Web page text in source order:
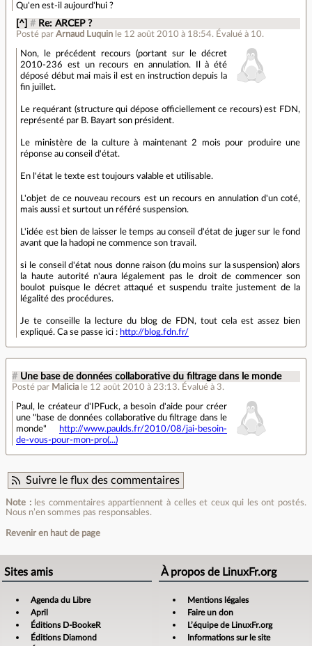
Qu'en est-il aujourd'hui ?
[^] # Re: ARCEP ?
Posté parArnaud Luquin le 12 août 2010 à 18:54. Évalué à 10.
Non, le précédent recours (portant sur le décret
2010-236 est un recours en annulation. Il à été
déposé début mai mais il est en instruction depuis la
fin juillet.
Le requérant (structure qui dépose officiellement ce recours) est FDN,
représenté par B. Bayart son président.
Le ministère de la culture à maintenant 2 mois pour produire une
réponse au conseil d'état.
En l'état le texte est toujours valable et utilisable.
L'objet de ce nouveau recours est un recours en annulation d'un coté,
mais aussi et surtout un référé suspension.
L'idée est bien de laisser le temps au conseil d'état de juger sur le fond
avant que la hadopi ne commence son travail.
si le conseil d'état nous donne raison (du moins sur la suspension) alors
la haute autorité n'aura légalement pas le droit de commencer son
boulot puisque le décret attaqué et suspendu traite justement de la
légalité des procédures.
Je te conseille la lecture du blog de FDN, tout cela est assez bien
expliqué. Ca se passe ici : http://blog.fdn.fr/
# Une base de données collaborative du filtrage dans le monde
Posté par Malicia le 12 août 2010 à 23:13. Évalué à 3.
Paul, le créateur d'IPFuck, a besoin d'aide pour créer
une "base de données collaborative du filtrage dans le
monde"
http://www.paulds.fr/2010/08/jai-besoin-
de-vous-pour-mon-pro(...)
Suivre le flux des commentaires
Note :les commentaires appartiennent à celles et ceux qui les ont postés.
Nous n’en sommes pas responsables.
Revenir en haut de page
Sites amis
Agenda du Libre
April
Éditions D-BookeR
Éditions Diamond
À propos de LinuxFr.org
Mentions légales
Faire un don
L’équipe de LinuxFr.org
Informations sur le site